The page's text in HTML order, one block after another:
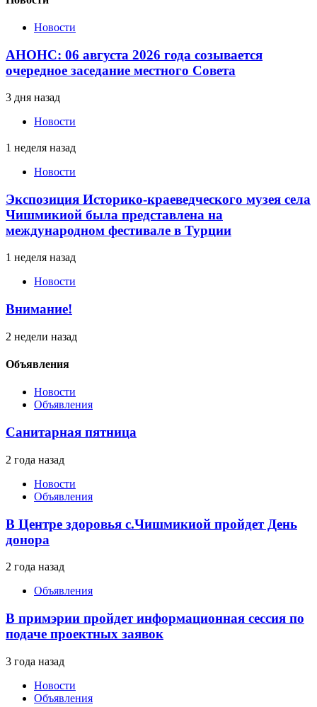
Новости
АНОНС: 06 августа 2026 года созывается
очередное заседание местного Совета
3 дня назад
Новости
1 неделя назад
Новости
Экспозиция Историко-краеведческого музея села
Чишмикиой была представлена на
международном фестивале в Турции
1 неделя назад
Новости
Внимание!
2 недели назад
Объявления
Новости
Объявления
Санитарная пятница
2 года назад
Новости
Объявления
В Центре здоровья с.Чишмикиой пройдет День
донора
2 года назад
Объявления
В примэрии пройдет информационная сессия по
подаче проектных заявок
3 года назад
Новости
Объявления